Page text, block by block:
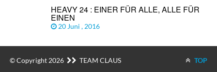
HEAVY 24 : EINER FÜR ALLE, ALLE FÜR
EINEN
20 Juni , 2016
© Copyright 2026 TEAM CLAUS TOP